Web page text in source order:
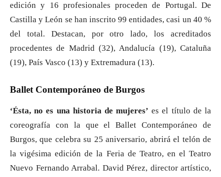
edición y 16 profesionales proceden de Portugal. De
Castilla y León se han inscrito 99 entidades, casi un 40 %
del total. Destacan, por otro lado, los acreditados
procedentes de Madrid (32), Andalucía (19), Cataluña
(19), País Vasco (13) y Extremadura (13).
Ballet Contemporáneo de Burgos
‘Ésta, no es una historia de mujeres’ es el título de la
coreografía con la que el Ballet Contemporáneo de
Burgos, que celebra su 25 aniversario, abrirá el telón de
la vigésima edición de la Feria de Teatro, en el Teatro
Nuevo Fernando Arrabal. David Pérez, director artístico,